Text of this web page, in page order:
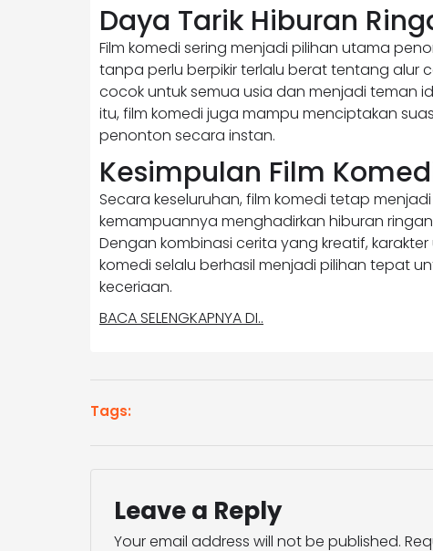
Daya Tarik Hiburan
Film komedi sering menjadi pilihan utama
tanpa perlu berpikir terlalu berat tentang alur
cocok untuk semua usia dan menjadi teman
itu, film komedi juga mampu menciptakan
penonton secara instan.
Kesimpulan Film
Secara keseluruhan, film komedi tetap
kemampuannya menghadirkan hiburan
Dengan kombinasi cerita yang kreatif,
komedi selalu berhasil menjadi pilihan tepat
keceriaan.
BACA SELENGKAPNYA DI..
Tags:
Leave a Reply
Your email address will not be published.